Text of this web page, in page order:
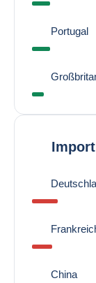
Portugal
Import
China